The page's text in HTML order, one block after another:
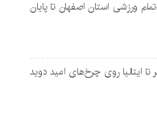
ورزشی استان اصفهان تا پایان
ایتالیا روی چرخ‌های امید دوید